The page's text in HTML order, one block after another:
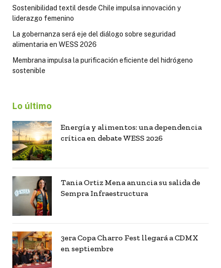
Sostenibilidad textil desde Chile impulsa innovación y
liderazgo femenino
La gobernanza será eje del diálogo sobre seguridad
alimentaria en WESS 2026
Membrana impulsa la purificación eficiente del hidrógeno
sostenible
Lo último
Energía y alimentos: una dependencia
crítica en debate WESS 2026
Tania Ortiz Mena anuncia su salida de
Sempra Infraestructura
3era Copa Charro Fest llegará a CDMX
en septiembre